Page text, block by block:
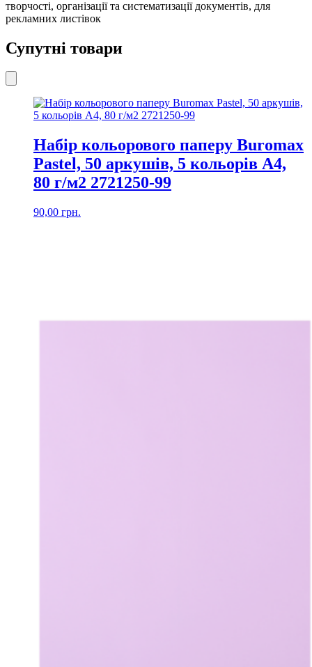
творчості, організації та систематизації документів, для
рекламних листівок
Супутні товари
Набір кольорового паперу Buromax
Pastel, 50 аркушів, 5 кольорів А4,
80 г/м2 2721250-99
90,00 грн.